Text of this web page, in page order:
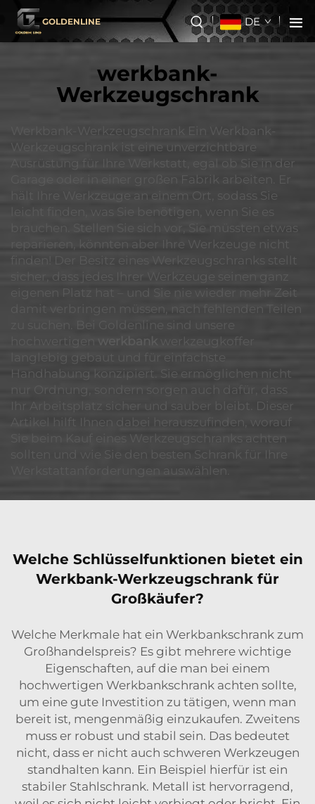
GOLDENLINE DE
werkbank-
Werkzeugschrank
Werkbank-Werkzeugschrank Ein Werkbank-
Werkzeugschrank ist eine unverzichtbare
Ausrüstung für Ihre Werkstatt, egal ob Sie in der
Garage oder in einer großen Fabrik arbeiten. Er
hält Ihre Werkzeuge an einem Ort, sodass Sie
leicht finden, was Sie benötigen, wenn Sie es
brauchen. Stellen Sie sich vor, Sie müssten etwas
reparieren, könnten aber Ihre Werkzeuge nicht
finden! Der Besitz eines Werkzeugschranks stellt
sicher, dass jedes Ihrer Werkzeuge seinen ganz
eigenen Platz hat – und Sie nie wieder mehr Zeit
damit verbringen müssen, nach fehlenden Teilen
zu suchen. Bei Goldenline sind unsere
hochwertigen werkbank
werkzeugkoffer
langlebig gebaut und für einfachste
Handhabung konzipiert. Sie ermöglichen nicht
nur Ordnung, sondern sorgen auch dafür, dass
Ihr Arbeitsplatz sicher und sauber bleibt. Dieser
Artikel hilft Ihnen dabei herauszufinden, worauf
Sie beim Kauf eines Werkzeugschranks achten
sollten und wie Sie den besten Schrank für Ihre
Werkstattanforderungen auswählen.
Welche Schlüsselfunktionen bietet ein
Werkbank-Werkzeugschrank für
Großkäufer?
Welche Merkmale hat ein Werkbankschrank zum
Großhandelspreis? Es gibt mehrere wichtige
Eigenschaften, auf die man bei einem
hochwertigen Werkbankschrank achten sollte,
um eine gute Investition zu tätigen, wenn man
bereit ist, mengenmäßig einzukaufen. Zweitens
muss er robust und stabil sein. Das bedeutet
nicht, dass er nicht auch schweren Werkzeugen
standhalten kann. Ein Beispiel hierfür ist ein
stabiler Stahlschrank. Metall ist hervorragend,